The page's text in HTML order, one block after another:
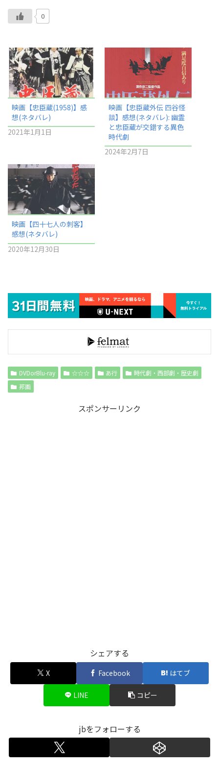
0
映画【忠臣蔵(1958)】感
想(ネタバレ)
2021年1月1日
映画【忠臣蔵外伝 四谷怪
談】感想(ネタバレ): 幽霊
と忠臣蔵が交錯する異色
時代劇
2024年2月7日
映画【四十七人の刺客】
感想(ネタバレ)
2020年12月30日
DVDorBlu-ray ☆☆☆ あ行
時代劇・西部劇・歴史劇
邦画
スポンサーリンク
シェアする
X Facebook はてブ
LINE コピー
jbをフォローする